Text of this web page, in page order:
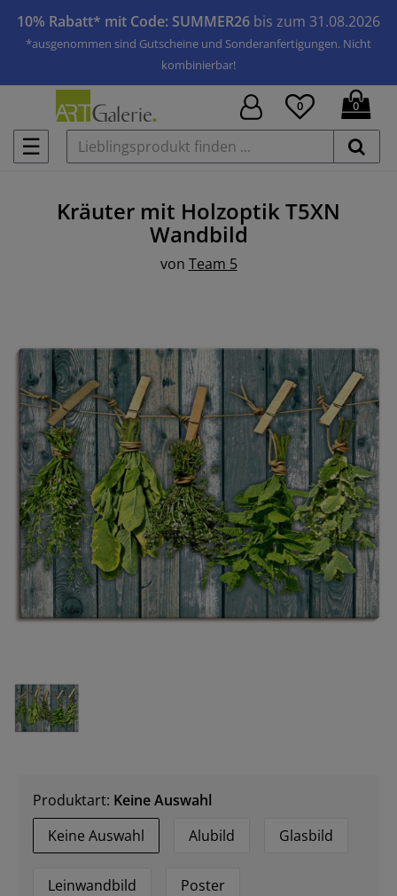
10% Rabatt* mit Code: SUMMER26 bis zum 31.08.2026
*ausgenommen sind Gutscheine und Sonderanfertigungen. Nicht
kombinierbar!
☰
0 0
Kräuter mit Holzoptik T5XN
Wandbild
von Team 5
Produktart: Keine Auswahl
Keine Auswahl
Alubild Glasbild
Leinwandbild Poster